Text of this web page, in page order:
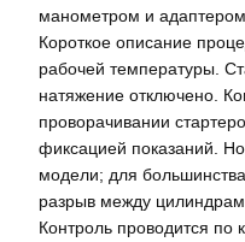
манометром и адаптером
Короткое описание
рабочей температуры.
натяжение отключено.
проворачивании
фиксацией показаний.
модели; для
разрыв между
Контроль проводится по